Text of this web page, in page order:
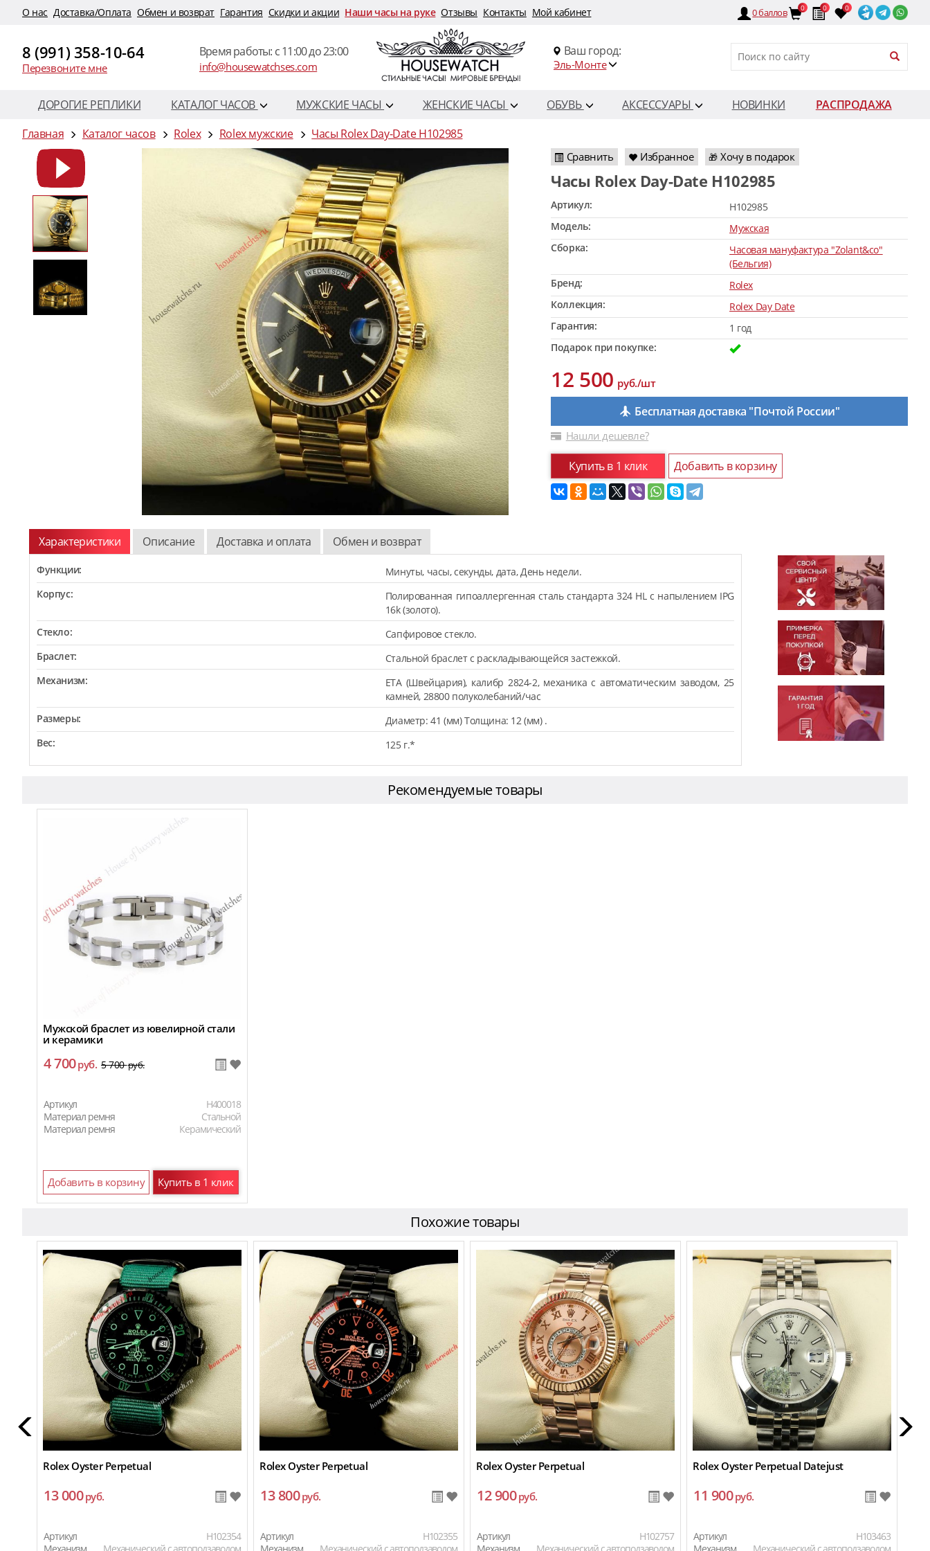
O нас Доставка/Оплата Обмен и возврат Гарантия Скидки и акции Наши часы на руке Отзывы Контакты Мой кабинет 0баллов 0 0 0
8 (991) 358-10-64
Перезвоните мне
Время работы: c 11:00 до 23:00
info@housewatchses.com
Ваш город:
Эль-Монте
ДОРОГИЕ РЕПЛИКИ КАТАЛОГ ЧАСОВ МУЖСКИЕ ЧАСЫ ЖЕНСКИЕ ЧАСЫ ОБУВЬ АКСЕССУАРЫ НОВИНКИ
РАСПРОДАЖА
Главная
Каталог часов Rolex Rolex мужские Часы Rolex Day-Date H102985
Сравнить Избранное 🎁 Хочу в подарок
Часы Rolex Day-Date H102985
Артикул:
H102985
Модель:
Мужская
Сборка:
Часовая мануфактура "Zolant&co"
(Бельгия)
Бренд:
Rolex
Коллекция:
Rolex Day Date
Гарантия:
1 год
Подарок при покупке:
12 500руб./шт
Бесплатная доставка "Почтой России"
Нашли дешевле?
Купить в 1 клик Добавить в корзину
Характеристики Описание Доставка и оплата Обмен и возврат
Функции:
Минуты, часы, секунды, дата, День недели.
Корпус:
Полированная гипоаллергенная сталь стандарта 324 HL с напылением IPG
16k (золото).
Стекло:
Сапфировое стекло.
Браслет:
Стальной браслет с раскладывающейся застежкой.
Механизм:
ETA (Швейцария), калибр 2824-2, механика с автоматическим заводом, 25
камней, 28800 полуколебаний/час
Размеры:
Диаметр: 41 (мм) Толщина: 12 (мм) .
Вес:
125 г.*
Рекомендуемые товары
Мужской браслет из ювелирной стали
и керамики
4 700руб. 5 700руб.
Артикул
H400018
Материал ремня
Стальной
Материал ремня
Керамический
Добавить в корзину Купить в 1 клик
Похожие товары
Rolex Oyster Perpetual
13 000руб.
Артикул
H102354
Rolex Oyster Perpetual
13 800руб.
Артикул
H102355
Rolex Oyster Perpetual
12 900руб.
Артикул
H102757
Rolex Oyster Perpetual Datejust
11 900руб.
Артикул
H103463